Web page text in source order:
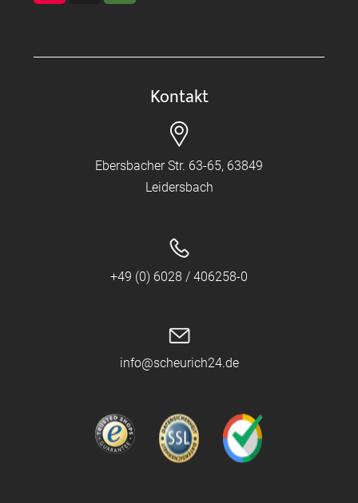
Kontakt
Ebersbacher Str. 63-65, 63849
Leidersbach
+49 (0) 6028 / 406258-0
info@scheurich24.de